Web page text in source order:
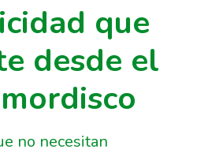
que
desde el
no necesitan